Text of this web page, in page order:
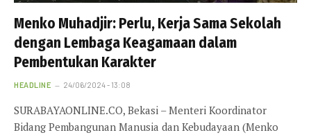
Menko Muhadjir: Perlu, Kerja Sama Sekolah
dengan Lembaga Keagamaan dalam
Pembentukan Karakter
HEADLINE 24/06/2024 - 13:08
SURABAYAONLINE.CO, Bekasi – Menteri Koordinator
Bidang Pembangunan Manusia dan Kebudayaan (Menko